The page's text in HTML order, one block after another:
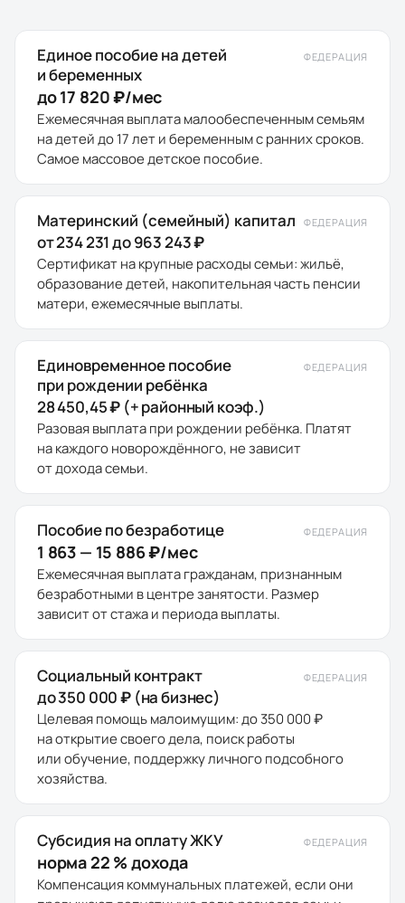
Единое пособие на детей
и беременных
ФЕДЕРАЦИЯ
до 17 820 ₽/мес
Ежемесячная выплата малообеспеченным семьям
на детей до 17 лет и беременным с ранних сроков.
Самое массовое детское пособие.
Материнский (семейный) капитал ФЕДЕРАЦИЯ
от 234 231 до 963 243 ₽
Сертификат на крупные расходы семьи: жильё,
образование детей, накопительная часть пенсии
матери, ежемесячные выплаты.
Единовременное пособие
при рождении ребёнка
ФЕДЕРАЦИЯ
28 450,45 ₽ (+ районный коэф.)
Разовая выплата при рождении ребёнка. Платят
на каждого новорождённого, не зависит
от дохода семьи.
Пособие по безработице ФЕДЕРАЦИЯ
1 863 — 15 886 ₽/мес
Ежемесячная выплата гражданам, признанным
безработными в центре занятости. Размер
зависит от стажа и периода выплаты.
Социальный контракт ФЕДЕРАЦИЯ
до 350 000 ₽ (на бизнес)
Целевая помощь малоимущим: до 350 000 ₽
на открытие своего дела, поиск работы
или обучение, поддержку личного подсобного
хозяйства.
Субсидия на оплату ЖКУ ФЕДЕРАЦИЯ
норма 22 % дохода
Компенсация коммунальных платежей, если они